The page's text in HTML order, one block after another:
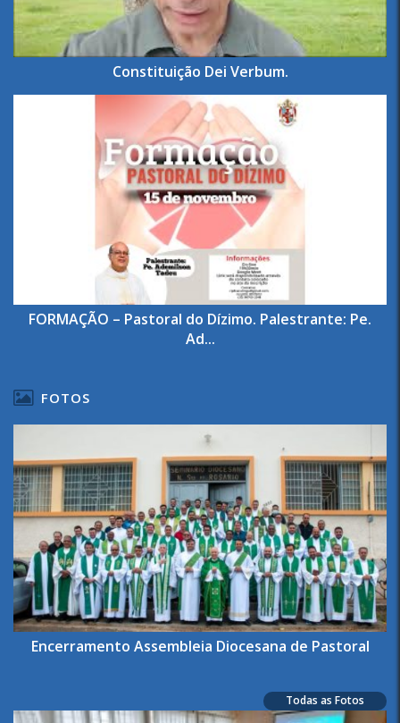
Constituição Dei Verbum.
FORMAÇÃO – Pastoral do Dízimo. Palestrante: Pe.
Ad...
FOTOS
Encerramento Assembleia Diocesana de Pastoral
Todas as Fotos